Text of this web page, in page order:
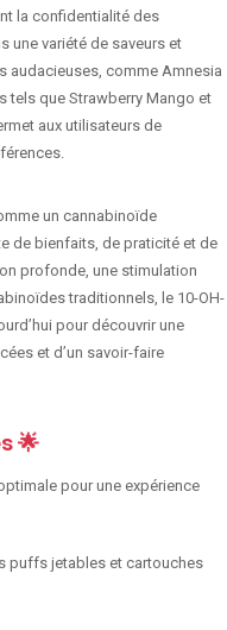
la confidentialité des
une variété de saveurs et
audacieuses, comme Amnesia
tels que Strawberry Mango et
aux utilisateurs de
un cannabinoïde
de bienfaits, de praticité et de
profonde, une stimulation
traditionnels, le 10-OH-
pour découvrir une
et d’un savoir-faire
🌟
pour une expérience
puffs jetables et cartouches